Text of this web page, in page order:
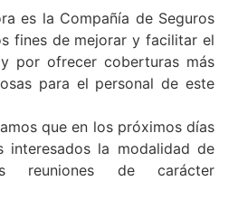
es la Compañía de Seguros
fines de mejorar y facilitar el
por ofrecer coberturas más
para el personal de este
que en los próximos días
interesados la modalidad de
reuniones de carácter